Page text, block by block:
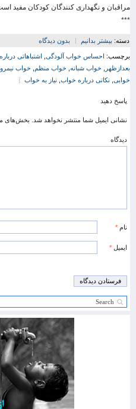
مراقبان و نگهداری کنندگان کودکان مفید
***
دسته: بیشتر بدانیم بدون دیدگاه
برچسب: احساس خواب آلودگی اشتباهاتی
بعدازظهر
خواب شبانه خواب منظم خواب
خوابی نکاتی درباره خواب نیاز به خواب
پاسخ دهید
نشانی ایمیل شما منتشر نخواهد شد. بخش‌های
دیدگاه
نام *
ایمیل *